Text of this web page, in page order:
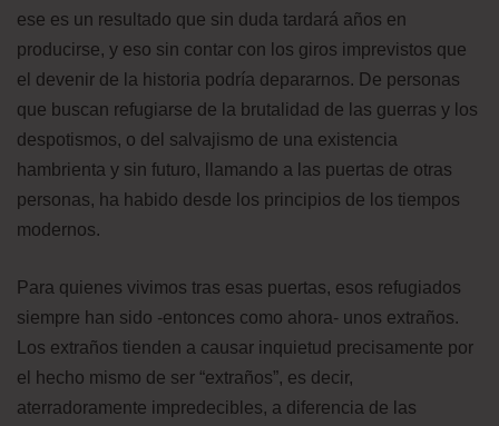
ese es un resultado que sin duda tardará años en
producirse, y eso sin contar con los giros imprevistos que
el devenir de la historia podría depararnos. De personas
que buscan refugiarse de la brutalidad de las guerras y los
despotismos, o del salvajismo de una existencia
hambrienta y sin futuro, llamando a las puertas de otras
personas, ha habido desde los principios de los tiempos
modernos.
Para quienes vivimos tras esas puertas, esos refugiados
siempre han sido -entonces como ahora- unos extraños.
Los extraños tienden a causar inquietud precisamente por
el hecho mismo de ser “extraños”, es decir,
aterradoramente impredecibles, a diferencia de las